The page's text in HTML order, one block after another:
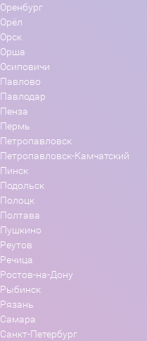
Оренбург
Орёл
Орск
Орша
Осиповичи
Павлово
Павлодар
Пенза
Пермь
Петропавловск
Петропавловск-Камчатский
Пинск
Подольск
Полоцк
Полтава
Пушкино
Реутов
Речица
Ростов-на-Дону
Рыбинск
Рязань
Самара
Санкт-Петербург